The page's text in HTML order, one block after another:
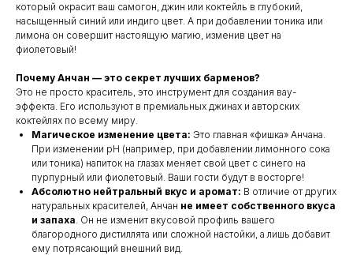
который окрасит ваш самогон, джин или коктейль в глубокий,
насыщенный синий или индиго цвет. А при добавлении тоника или
лимона он совершит настоящую магию, изменив цвет на
фиолетовый!
Почему Анчан — это секрет лучших барменов?
Это не просто краситель, это инструмент для создания вау-
эффекта. Его используют в премиальных джинах и авторских
коктейлях по всему миру.
Магическое изменение цвета: Это главная «фишка» Анчана.
При изменении pH (например, при добавлении лимонного сока
или тоника) напиток на глазах меняет свой цвет с синего на
пурпурный или фиолетовый. Ваши гости будут в восторге!
Абсолютно нейтральный вкус и аромат: В отличие от других
натуральных красителей, Анчан не имеет собственного вкуса
и запаха. Он не изменит вкусовой профиль вашего
благородного дистиллята или сложной настойки, а лишь добавит
ему потрясающий внешний вид.